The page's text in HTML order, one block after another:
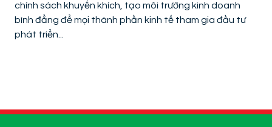
chính sách khuyến khích, tạo môi trường kinh doanh
bình đẳng để mọi thành phần kinh tế tham gia đầu tư
phát triển...